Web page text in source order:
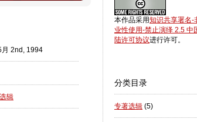
月 2nd, 1994
辑
本作品采用知识共享署名-
业性使用-禁止演绎 2.5 中
陆许可协议进行许可。
分类目录
专著选辑 (5)